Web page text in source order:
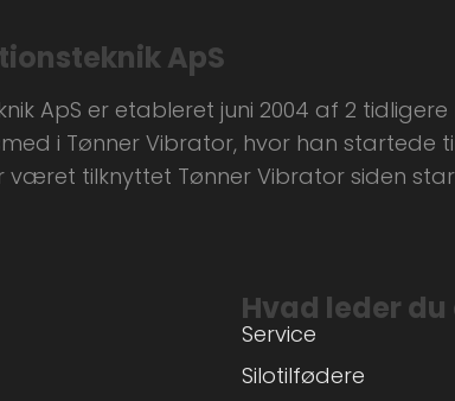
ApS
ApS er etableret juni 2004 af 2
i Tønner Vibrator, hvor han startede
tilknyttet Tønner Vibrator siden
Hvad leder du
Service
Silotilfødere